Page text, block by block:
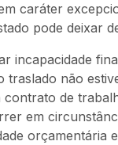
caráter
pode deixar
incapacidade
traslado não
contrato de
em
orçamentária